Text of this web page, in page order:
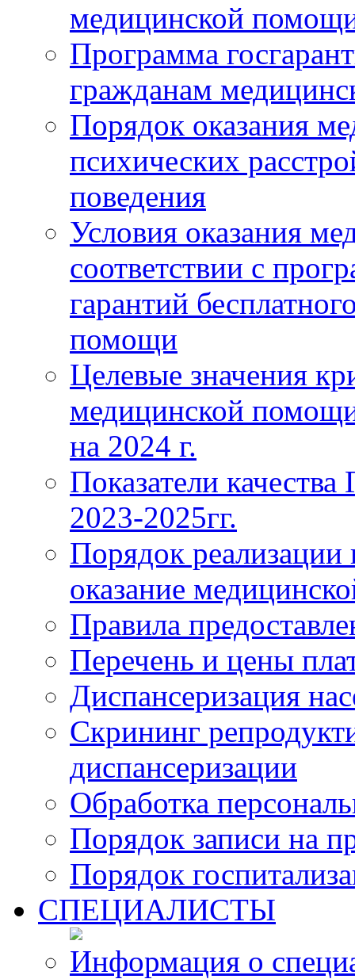
медицинской
Программа
гражданам
Порядок оказания
психических
поведения
Условия оказания
соответствии с
гарантий
помощи
Целевые значения
медицинской
на 2024 г.
Показатели
2023-2025гг.
Порядок реализации
оказание
Правила
Перечень и цены
Диспансеризация
Скрининг
диспансеризации
Обработка
Порядок записи на
Порядок
СПЕЦИАЛИСТЫ
Информация о